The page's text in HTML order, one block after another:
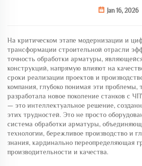
Jan 16, 2026
На критическом этапе модернизации и
трансформации строительной отрасли
точность обработки арматуры,
конструкций, напрямую влияют на
сроки реализации проектов и
компания, глубоко понимая эти проблемы,
разработала новое поколение станков с
— это интеллектуальное решение,
этих трудностей. Это не просто
система обработки арматуры,
технологии, бережливое производство и
знания, кардинально переопределяющая
производительности и качества.